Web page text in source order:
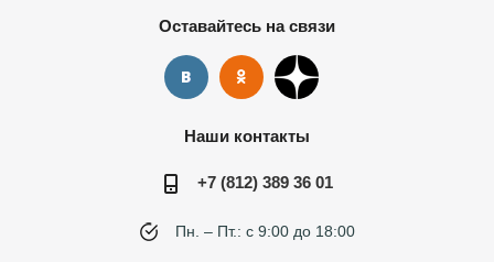
Оставайтесь на связи
Наши контакты
+7 (812) 389 36 01
Пн. – Пт.: с 9:00 до 18:00